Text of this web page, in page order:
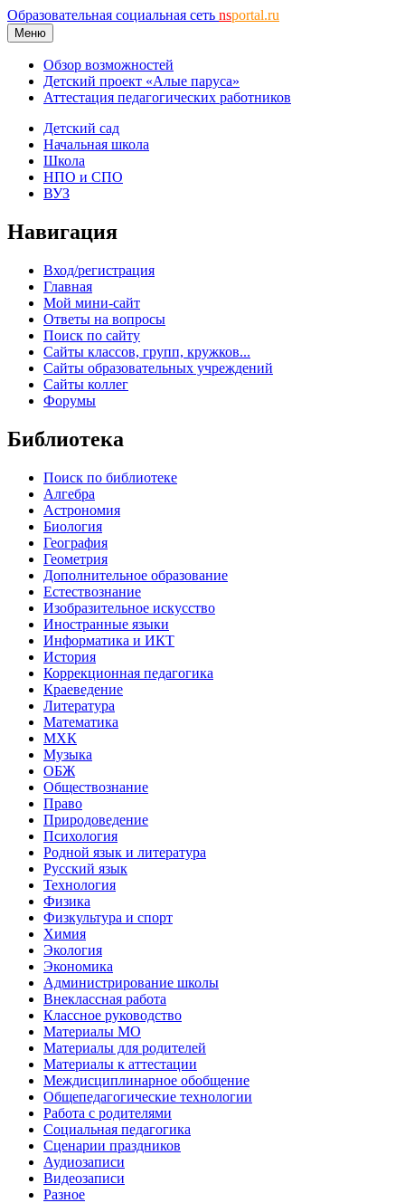
Образовательная социальная сеть nsportal.ru
Меню
Обзор возможностей
Детский проект «Алые паруса»
Аттестация педагогических работников
Детский сад
Начальная школа
Школа
НПО и СПО
ВУЗ
Навигация
Вход/регистрация
Главная
Мой мини-сайт
Ответы на вопросы
Поиск по сайту
Сайты классов, групп, кружков...
Сайты образовательных учреждений
Сайты коллег
Форумы
Библиотека
Поиск по библиотеке
Алгебра
Астрономия
Биология
География
Геометрия
Дополнительное образование
Естествознание
Изобразительное искусство
Иностранные языки
Информатика и ИКТ
История
Коррекционная педагогика
Краеведение
Литература
Математика
МХК
Музыка
ОБЖ
Обществознание
Право
Природоведение
Психология
Родной язык и литература
Русский язык
Технология
Физика
Физкультура и спорт
Химия
Экология
Экономика
Администрирование школы
Внеклассная работа
Классное руководство
Материалы МО
Материалы для родителей
Материалы к аттестации
Междисциплинарное обобщение
Общепедагогические технологии
Работа с родителями
Социальная педагогика
Сценарии праздников
Аудиозаписи
Видеозаписи
Разное